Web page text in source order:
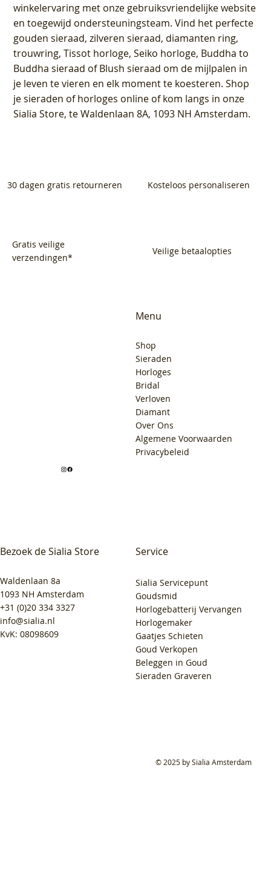
winkelervaring met onze gebruiksvriendelijke website
en toegewijd ondersteuningsteam. Vind het perfecte
gouden sieraad, zilveren sieraad, diamanten ring,
trouwring, Tissot horloge, Seiko horloge, Buddha to
Buddha sieraad of Blush sieraad om de mijlpalen in
je leven te vieren en elk moment te koesteren. Shop
je sieraden of horloges online of kom langs in onze
Sialia Store, te Waldenlaan 8A, 1093 NH Amsterdam.
30 dagen gratis retourneren Kosteloos personaliseren
Gratis veilige
verzendingen*
Veilige betaalopties
Bezoek de Sialia Store
Waldenlaan 8a
1093 NH Amsterdam
+31 (0)20 334 3327
info@sialia.nl
KvK: 08098609
Menu
Shop
Sieraden
Horloges
Bridal
Verloven
Diamant
Over Ons
Algemene Voorwaarden
Privacybeleid
Service
Sialia Servicepunt
Goudsmid
Horlogebatterij Vervangen
Horlogemaker
Gaatjes Schieten
Goud Verkopen
Beleggen in Goud
Sieraden Graveren
© 2025 by Sialia Amsterdam